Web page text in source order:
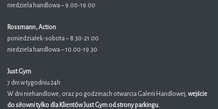
niedziela handlowa – 9.00-19.00
Rossmann, Action
poniedziałek-sobota – 8.30-21.00
niedziela handlowa – 10.00-19.30
Just Gym
7 dni w tygodniu 24h
W dni niehandlowe, oraz po godzinach otwarcia Galerii Handlowej, wejście
do siłowni tylko dla Klientów Just Gym od strony parkingu.